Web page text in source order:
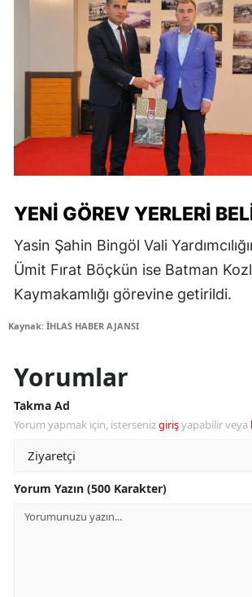
YENI GÖREV YERLERI
Yasin Şahin Bingöl Vali
Ümit Fırat Böçkün ise Batman
Kaymakamlığı görevine getirildi.
Kaynak: İHLAS HABER AJANSI
Yorumlar
Takma Ad
Yorum yapmak için, istersenizgirişyapabilir veya
Yorum Yazın (500 Karakter)